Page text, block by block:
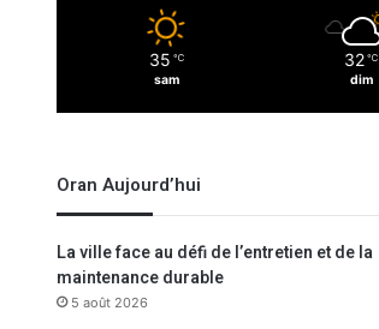
35 ℃
sam
32 ℃
dim
Oran Aujourd’hui
La ville face au défi de l’entretien et de la
maintenance durable
5 août 2026